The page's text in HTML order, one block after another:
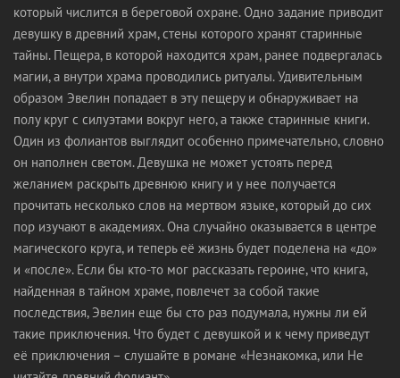
который числится в береговой охране. Одно задание приводит
девушку в древний храм, стены которого хранят старинные
тайны. Пещера, в которой находится храм, ранее подвергалась
магии, а внутри храма проводились ритуалы. Удивительным
образом Эвелин попадает в эту пещеру и обнаруживает на
полу круг с силуэтами вокруг него, а также старинные книги.
Один из фолиантов выглядит особенно примечательно, словно
он наполнен светом. Девушка не может устоять перед
желанием раскрыть древнюю книгу и у нее получается
прочитать несколько слов на мертвом языке, который до сих
пор изучают в академиях. Она случайно оказывается в центре
магического круга, и теперь её жизнь будет поделена на «до»
и «после». Если бы кто-то мог рассказать героине, что книга,
найденная в тайном храме, повлечет за собой такие
последствия, Эвелин еще бы сто раз подумала, нужны ли ей
такие приключения. Что будет с девушкой и к чему приведут
её приключения – слушайте в романе «Незнакомка, или Не